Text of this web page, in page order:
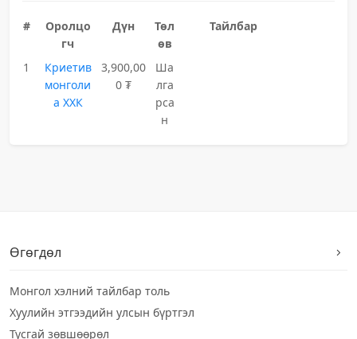
#
Оролцо
гч
Дүн
Төл
өв
Тайлбар
1
Криетив
монголи
а ХХК
3,900,00
0 ₮
Ша
лга
рса
н
Өгөгдөл
Монгол хэлний тайлбар толь
Хуулийн этгээдийн улсын бүртгэл
Тусгай зөвшөөрөл